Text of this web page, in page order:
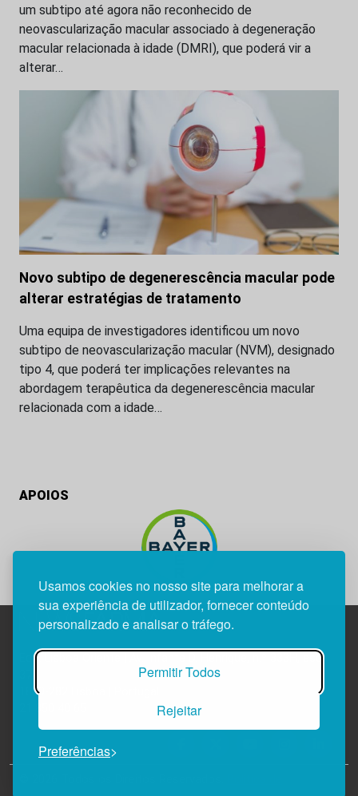
Usamos cookies no nosso site para melhorar a
sua experiência de utilizador, fornecer conteúdo
personalizado e analisar o tráfego.
Permitir Todos
Rejeitar
Preferências
um subtipo até agora não reconhecido de
neovascularização macular associado à degeneração
macular relacionada à idade (DMRI), que poderá vir a
alterar…
Novo subtipo de degenerescência macular pode
alterar estratégias de tratamento
Uma equipa de investigadores identificou um novo
subtipo de neovascularização macular (NVM), designado
tipo 4, que poderá ter implicações relevantes na
abordagem terapêutica da degenerescência macular
relacionada com a idade…
APOIOS
Edif. Lisboa Oriente | Av. Infante D. Henrique, n.º 333H, esc.
1800-282 Lisboa | Portugal